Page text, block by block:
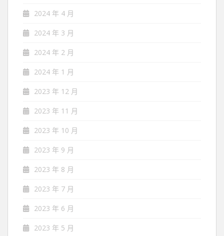
2024 年 4 月
2024 年 3 月
2024 年 2 月
2024 年 1 月
2023 年 12 月
2023 年 11 月
2023 年 10 月
2023 年 9 月
2023 年 8 月
2023 年 7 月
2023 年 6 月
2023 年 5 月